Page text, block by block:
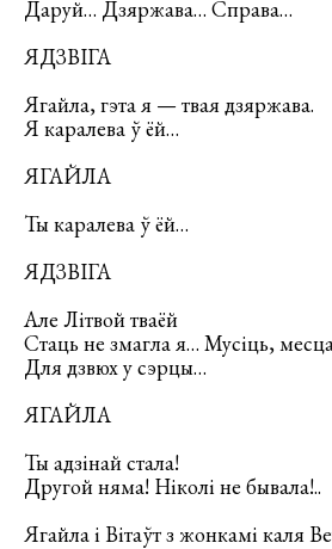
Даруй… Дзяржава… Справа…
ЯДЗВІГА
Ягайла, гэта я — твая дзяржава.
Я каралева ў ёй…
ЯГАЙЛА
Ты каралева ў ёй…
ЯДЗВІГА
Але Літвой тваёй
Стаць не змагла я… Мусіць,
Для дзвюх у сэрцы…
ЯГАЙЛА
Ты адзінай стала!
Другой няма! Ніколі не бывала!..
Ягайла і Вітаўт з жонкамі каля